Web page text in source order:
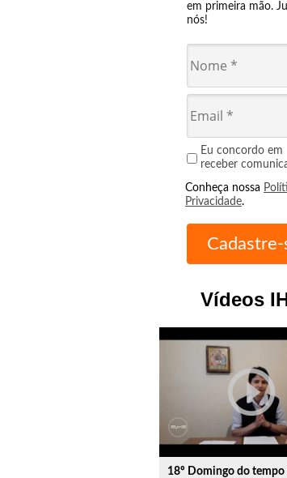
em primeira mão.
nós!
Eu concordo em
receber
Conheça nossa
Privacidade.
Vídeos
play_circle_outline
18º Domingo do